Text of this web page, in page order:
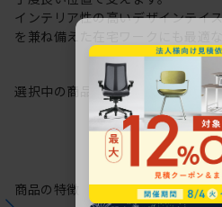
インテリア性の高いデザインテイ
を兼ね備えた在宅ワークにも最適な
選択中の商品情報保証 注意事項
商品の特徴